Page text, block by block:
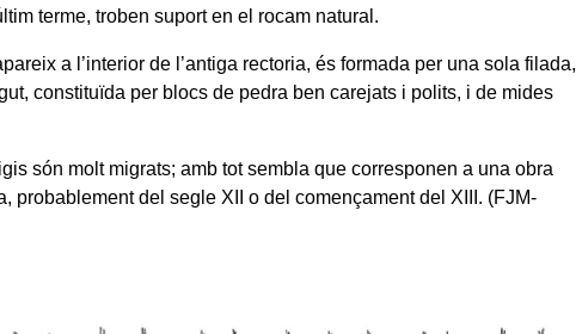
terme, troben suport en el rocam natural.
a l’interior de l’antiga rectoria, és formada per una sola filada,
constituïda per blocs de pedra ben carejats i polits, i de mides
són molt migrats; amb tot sembla que corresponen a una obra
probablement del segle XII o del començament del XIII. (FJM-